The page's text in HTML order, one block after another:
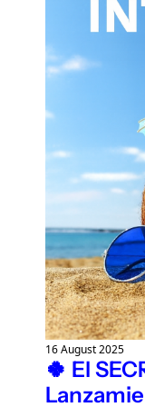
16 August 2025
🍀 El